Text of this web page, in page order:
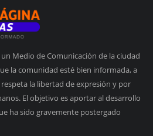
Medio de Comunicación de la ciudad
la comunidad esté bien informada, a
la libertad de expresión y por
El objetivo es aportar al desarrollo
ha sido gravemente postergado